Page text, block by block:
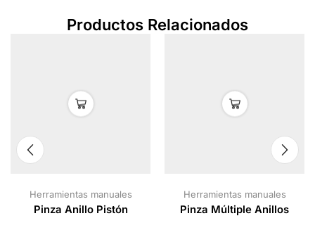
Productos Relacionados
Herramientas manuales
Pinza Anillo Pistón
Herramientas manuales
Pinza Múltiple Anillos